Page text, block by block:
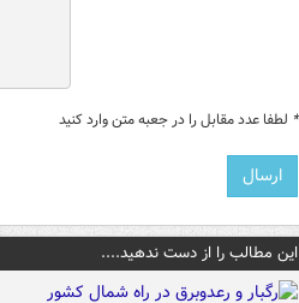
* لطفا عدد مقابل را در جعبه متن وارد کنید
این مطالب را از دست ندهید....